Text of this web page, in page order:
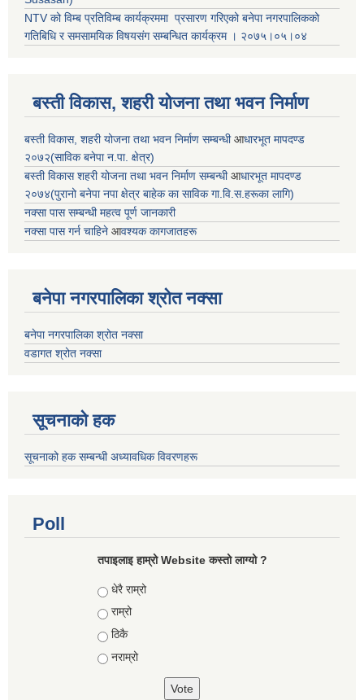
NTV को विम्ब प्रतिविम्ब कार्यक्रममा प्रसारण गरिएकोबनेपा नगरपालिकको
गतिबिधि र समसामयिक विषयसंग सम्बन्धित कार्यक्रम । २०७५।०५।०४
बस्ती विकास, शहरी योजना तथा भवन निर्माण
बस्ती विकास, शहरी योजना तथा भवन निर्माण सम्बन्धीआधारभूत मापदण्ड
२०७२(साविक बनेपा न.पा. क्षेत्र)
बस्ती विकास शहरी योजना तथा भवन निर्माण सम्बन्धीआधारभूत मापदण्ड
२०७४(पुरानो बनेपा नपा क्षेत्र बाहेक का साविक गा.वि.स.हरूका लागि)
नक्सा पास सम्बन्धी महत्व पूर्ण जानकारी
नक्सा पास गर्न चाहिने आवश्यक कागजातहरू
बनेपा नगरपालिका श्रोत नक्सा
बनेपा नगरपालिका श्रोत नक्सा
वडागत श्रोत नक्सा
सूचनाको हक
सूचनाको हक सम्बन्धी अध्यावधिक विवरणहरू
Poll
तपाइलाइ हाम्रो Website कस्तो लाग्यो ?
Choices
धेरै राम्रो
राम्रो
ठिकै
नराम्रो